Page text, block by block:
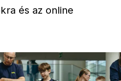
és az online